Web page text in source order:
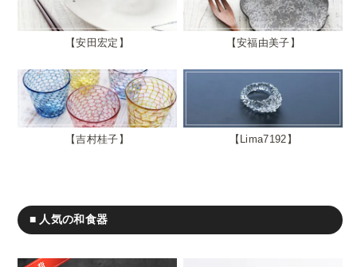
安田宏定 安福由美子
吉村桂子 Lima7192
■ 人気の和食器